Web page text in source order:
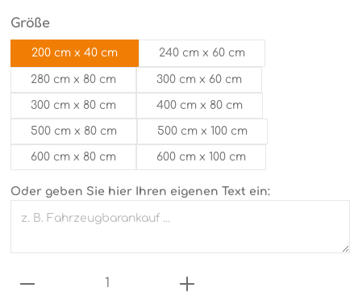
Größeauswählen
200 cm x 40 cm 240 cm x 60 cm
280 cm x 80 cm 300 cm x 60 cm
300 cm x 80 cm 400 cm x 80 cm
500 cm x 80 cm 500 cm x 100 cm
600 cm x 80 cm 600 cm x 100 cm
Oder geben Sie hier Ihren eigenen Text ein:
Produkt Anzahl: Gib den